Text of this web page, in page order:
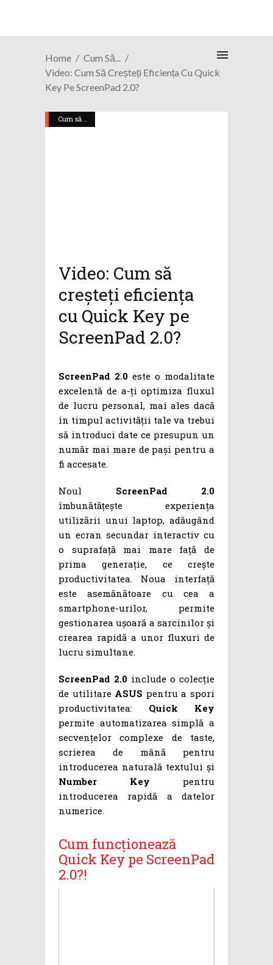
Home
Cum Să...
Video: Cum Să Creșteți Eficiența Cu Quick
Key Pe ScreenPad 2.0?
Cum să...
Video: Cum să
creșteți eficiența
cu Quick Key pe
ScreenPad 2.0?
ScreenPad 2.0 este o modalitate
excelentă de a-ți optimiza fluxul
de lucru personal, mai ales dacă
în timpul activității tale va trebui
să introduci date ce presupun un
număr mai mare de pași pentru a
fi accesate.
Noul ScreenPad 2.0
îmbunătățește experiența
utilizării unui laptop, adăugând
un ecran secundar interactiv cu
o suprafață mai mare față de
prima generație, ce crește
productivitatea. Noua interfață
este asemănătoare cu cea a
smartphone-urilor, permite
gestionarea ușoară a sarcinilor și
crearea rapidă a unor fluxuri de
lucru simultane.
ScreenPad 2.0 include o colecție
de utilitare ASUS pentru a spori
productivitatea: Quick Key
permite automatizarea simplă a
secvențelor complexe de taste,
scrierea de mână pentru
introducerea naturală textului și
Number Key pentru
introducerea rapidă a datelor
numerice.
Cum funcționează
Quick Key pe ScreenPad
2.0?!